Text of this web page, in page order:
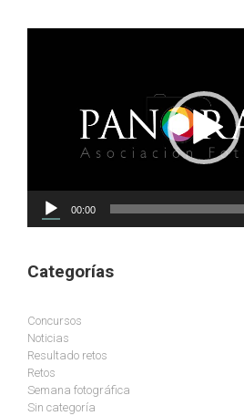
00:00
Categorías
Concursos
Noticias
Resultado retos
Retos
Semana fotográfica
Sin categoría